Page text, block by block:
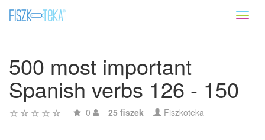
500 most important
Spanish verbs 126 - 150
0 25 fiszek Fiszkoteka